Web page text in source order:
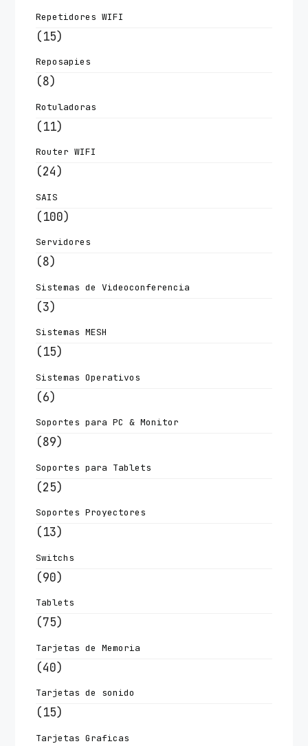
Repetidores WIFI
(15)
Reposapies
(8)
Rotuladoras
(11)
Router WIFI
(24)
SAIS
(100)
Servidores
(8)
Sistemas de Videoconferencia
(3)
Sistemas MESH
(15)
Sistemas Operativos
(6)
Soportes para PC & Monitor
(89)
Soportes para Tablets
(25)
Soportes Proyectores
(13)
Switchs
(90)
Tablets
(75)
Tarjetas de Memoria
(40)
Tarjetas de sonido
(15)
Tarjetas Graficas